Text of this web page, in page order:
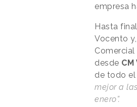
empresa
Hasta
Vocento
desde
de todo el
mejor a
enero”.